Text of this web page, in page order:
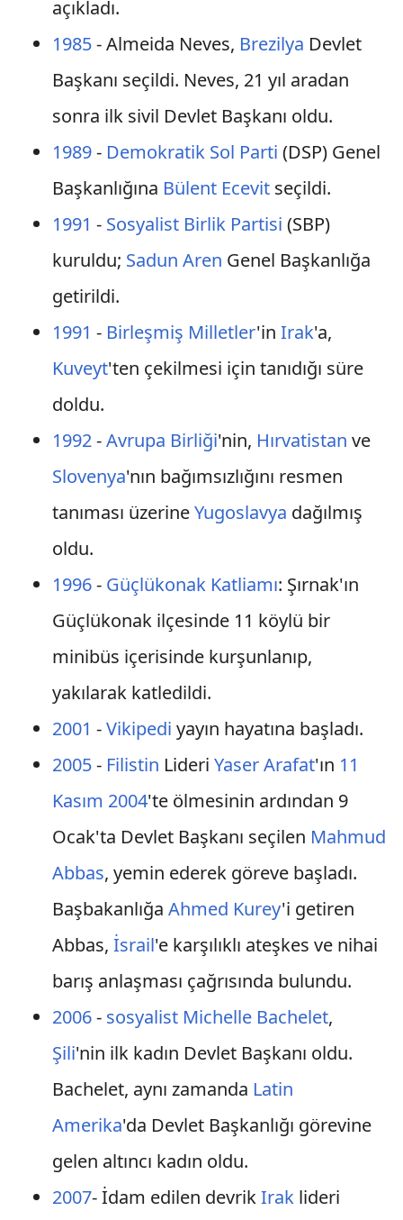
açıkladı.
1985- Almeida Neves, Brezilya Devlet
Başkanı seçildi. Neves, 21 yıl aradan
sonra ilk sivil Devlet Başkanı oldu.
1989- Demokratik Sol Parti (DSP) Genel
Başkanlığına Bülent Ecevitseçildi.
1991 - Sosyalist Birlik Partisi (SBP)
kuruldu; Sadun Aren Genel Başkanlığa
getirildi.
1991 - Birleşmiş Milletler'in Irak'a,
Kuveyt'ten çekilmesi için tanıdığı süre
doldu.
1992-Avrupa Birliği'nin, Hırvatistan ve
Slovenya'nın bağımsızlığını resmen
tanıması üzerineYugoslavya dağılmış
oldu.
1996- Güçlükonak Katliamı: Şırnak'ın
Güçlükonak ilçesinde 11 köylü bir
minibüs içerisinde kurşunlanıp,
yakılarak katledildi.
2001 -Vikipedi yayın hayatına başladı.
2005- Filistin Lideri Yaser Arafat'ın 11
Kasım 2004'te ölmesinin ardından 9
Ocak'ta Devlet Başkanı seçilen Mahmud
Abbas, yemin ederek göreve başladı.
Başbakanlığa Ahmed Kurey'i getiren
Abbas, İsrail'e karşılıklı ateşkes ve nihai
barış anlaşması çağrısında bulundu.
2006- sosyalist Michelle Bachelet,
Şili'nin ilk kadın Devlet Başkanı oldu.
Bachelet, aynı zamanda Latin
Amerika'da Devlet Başkanlığı görevine
gelen altıncı kadın oldu.
2007- İdam edilen devrikIraklideri